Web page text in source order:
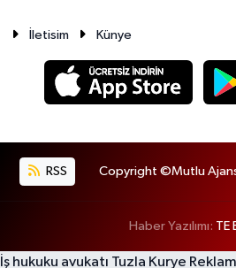
İletisim Künye
RSS Copyright ©Mutlu Ajans
Haber Yazılımı: TE
İş hukuku avukatı Tuzla Kurye